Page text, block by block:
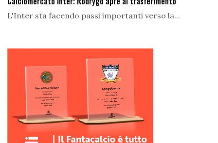
L'Inter sta facendo passi importanti verso la...